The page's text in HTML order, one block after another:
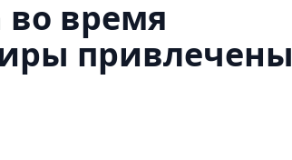
время
привлечены